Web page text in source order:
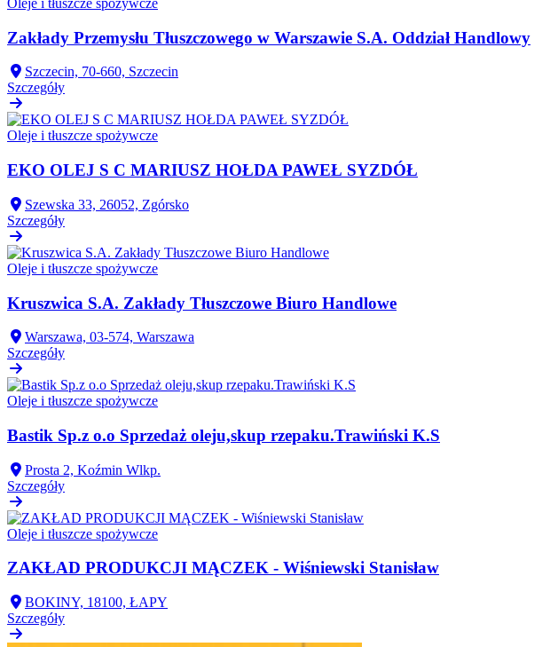
Oleje i tłuszcze spożywcze
Zakłady Przemysłu Tłuszczowego w Warszawie S.A. Oddział Handlowy
Szczecin, 70-660, Szczecin
Szczegóły
Oleje i tłuszcze spożywcze
EKO OLEJ S C MARIUSZ HOŁDA PAWEŁ SYZDÓŁ
Szewska 33, 26052, Zgórsko
Szczegóły
Oleje i tłuszcze spożywcze
Kruszwica S.A. Zakłady Tłuszczowe Biuro Handlowe
Warszawa, 03-574, Warszawa
Szczegóły
Oleje i tłuszcze spożywcze
Bastik Sp.z o.o Sprzedaż oleju,skup rzepaku.Trawiński K.S
Prosta 2, Koźmin Wlkp.
Szczegóły
Oleje i tłuszcze spożywcze
ZAKŁAD PRODUKCJI MĄCZEK - Wiśniewski Stanisław
BOKINY, 18100, ŁAPY
Szczegóły